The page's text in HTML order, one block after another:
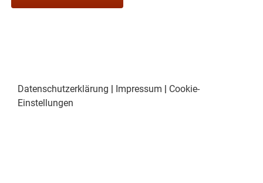
Datenschutzerklärung | Impressum | Cookie-
Einstellungen